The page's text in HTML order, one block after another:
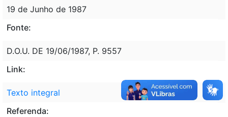
19 de Junho de 1987
Fonte:
D.O.U. DE 19/06/1987, P. 9557
Link:
Texto integral
Referenda: